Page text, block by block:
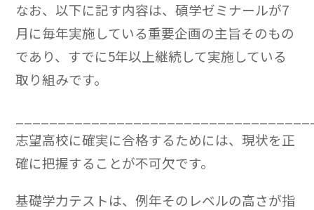
なお、以下に記す内容は、碩学ゼミナールが7
月に毎年実施している重要企画の主旨そのもの
であり、すでに5年以上継続して実施している
取り組みです。
志望高校に確実に合格するためには、現状を正
確に把握することが不可欠です。
基礎学力テストは、例年そのレベルの高さが指